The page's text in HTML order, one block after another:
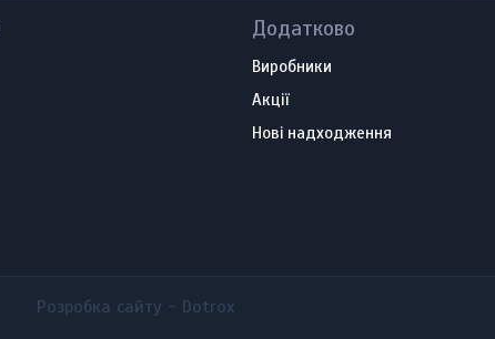
Додатково
Виробники
Акції
Нові надходження
Розробка сайту - Dotrox